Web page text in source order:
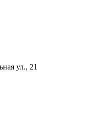
ул., 21